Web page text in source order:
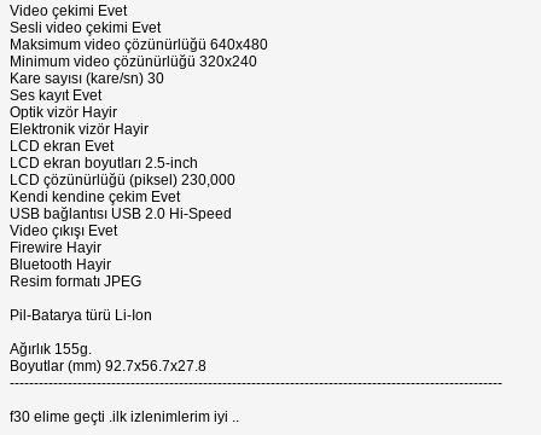
Video çekimi Evet
Sesli video çekimi Evet
Maksimum video çözünürlüğü 640x480
Minimum video çözünürlüğü 320x240
Kare sayısı (kare/sn) 30
Ses kayıt Evet
Optik vizör Hayir
Elektronik vizör Hayir
LCD ekran Evet
LCD ekran boyutları 2.5-inch
LCD çözünürlüğü (piksel) 230,000
Kendi kendine çekim Evet
USB bağlantısı USB 2.0 Hi-Speed
Video çıkışı Evet
Firewire Hayir
Bluetooth Hayir
Resim formatı JPEG
Pil-Batarya türü Li-Ion
Ağırlık 155g.
Boyutlar (mm) 92.7x56.7x27.8
------------------------------------------------------------------------------------------------------
f30 elime geçti .ilk izlenimlerim iyi ..